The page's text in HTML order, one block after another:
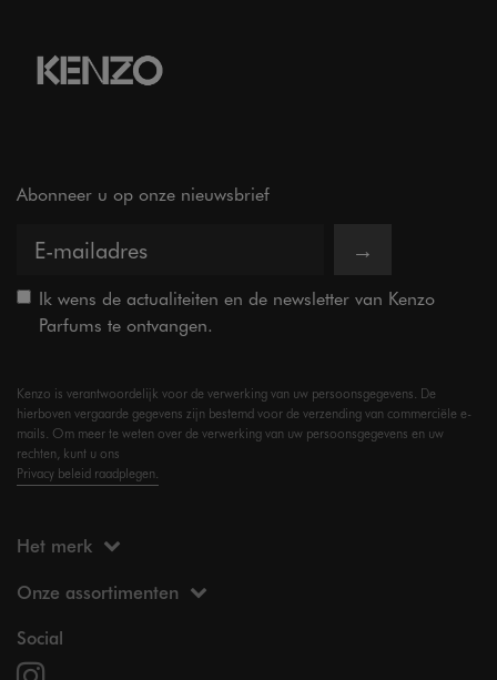
Abonneer u op onze nieuwsbrief
→
Ik wens de actualiteiten en de newsletter van Kenzo
Parfums te ontvangen.
Kenzo is verantwoordelijk voor de verwerking van uw persoonsgegevens. De
hierboven vergaarde gegevens zijn bestemd voor de verzending van commerciële e-
mails. Om meer te weten over de verwerking van uw persoonsgegevens en uw
rechten, kunt u ons
Privacy beleid raadplegen.
Het merk
Onze assortimenten
Social